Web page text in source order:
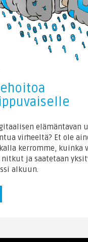
elämäntavan
virheeltä? Et ole
kerromme, kuinka
ja saatetaan
alkuun.